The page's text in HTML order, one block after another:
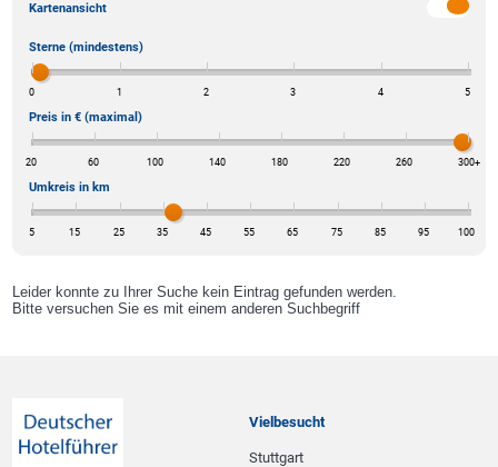
Leider konnte zu Ihrer Suche kein Eintrag gefunden werden.
Bitte versuchen Sie es mit einem anderen Suchbegriff
Kartenansicht
Sterne (mindestens)
0 1 2 3 4 5
Preis in € (maximal)
20 60 100 140 180 220 260 300+
Umkreis in km
5 15 25 35 45 55 65 75 85 95 100
Vielbesucht
Stuttgart